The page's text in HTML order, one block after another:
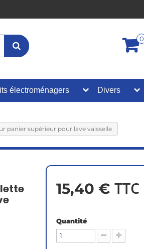
0
électroménagers Divers
panier supérieur pour lave vaisselle
15,40 € TTC
Quantité